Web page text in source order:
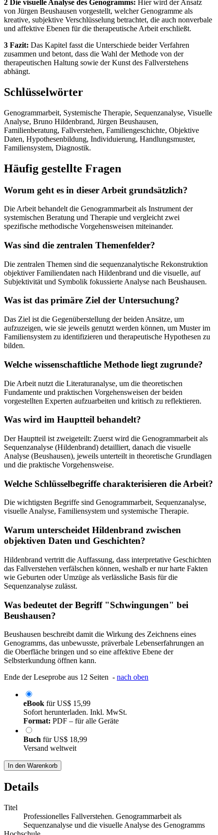
2 Die visuelle Analyse des Genogramms: Hier wird der Ansatz
von Jürgen Beushausen vorgestellt, welcher Genogramme als
kreative, subjektive Verschlüsselung betrachtet, die auch nonverbale
und affektive Ebenen für die therapeutische Arbeit erschließt.
3 Fazit: Das Kapitel fasst die Unterschiede beider Verfahren
zusammen und betont, dass die Wahl der Methode von der
therapeutischen Haltung sowie der Kunst des Fallverstehens
abhängt.
Schlüsselwörter
Genogrammarbeit, Systemische Therapie, Sequenzanalyse, Visuelle
Analyse, Bruno Hildenbrand, Jürgen Beushausen,
Familienberatung, Fallverstehen, Familiengeschichte, Objektive
Daten, Hypothesenbildung, Individuierung, Handlungsmuster,
Familiensystem, Diagnostik.
Häufig gestellte Fragen
Worum geht es in dieser Arbeit grundsätzlich?
Die Arbeit behandelt die Genogrammarbeit als Instrument der
systemischen Beratung und Therapie und vergleicht zwei
spezifische methodische Vorgehensweisen miteinander.
Was sind die zentralen Themenfelder?
Die zentralen Themen sind die sequenzanalytische Rekonstruktion
objektiver Familiendaten nach Hildenbrand und die visuelle, auf
Subjektivität und Symbolik fokussierte Analyse nach Beushausen.
Was ist das primäre Ziel der Untersuchung?
Das Ziel ist die Gegenüberstellung der beiden Ansätze, um
aufzuzeigen, wie sie jeweils genutzt werden können, um Muster im
Familiensystem zu identifizieren und therapeutische Hypothesen zu
bilden.
Welche wissenschaftliche Methode liegt zugrunde?
Die Arbeit nutzt die Literaturanalyse, um die theoretischen
Fundamente und praktischen Vorgehensweisen der beiden
vorgestellten Experten aufzuarbeiten und kritisch zu reflektieren.
Was wird im Hauptteil behandelt?
Der Hauptteil ist zweigeteilt: Zuerst wird die Genogrammarbeit als
Sequenzanalyse (Hildenbrand) detailliert, danach die visuelle
Analyse (Beushausen), jeweils unterteilt in theoretische Grundlagen
und die praktische Vorgehensweise.
Welche Schlüsselbegriffe charakterisieren die Arbeit?
Die wichtigsten Begriffe sind Genogrammarbeit, Sequenzanalyse,
visuelle Analyse, Familiensystem und systemische Therapie.
Warum unterscheidet Hildenbrand zwischen
objektiven Daten und Geschichten?
Hildenbrand vertritt die Auffassung, dass interpretative Geschichten
das Fallverstehen verfälschen können, weshalb er nur harte Fakten
wie Geburten oder Umzüge als verlässliche Basis für die
Sequenzanalyse zulässt.
Was bedeutet der Begriff "Schwingungen" bei
Beushausen?
Beushausen beschreibt damit die Wirkung des Zeichnens eines
Genogramms, das unbewusste, präverbale Lebenserfahrungen an
die Oberfläche bringen und so eine affektive Ebene der
Selbsterkundung öffnen kann.
Ende der Leseprobe aus 12 Seiten - nach oben
eBook fürUS$ 15,99
Sofort herunterladen. Inkl. MwSt.
Format: PDF – für alle Geräte
Buch fürUS$ 18,99
Versand weltweit
In den Warenkorb
Details
Titel
Professionelles Fallverstehen. Genogrammarbeit als
Sequenzanalyse und die visuelle Analyse des Genogramms